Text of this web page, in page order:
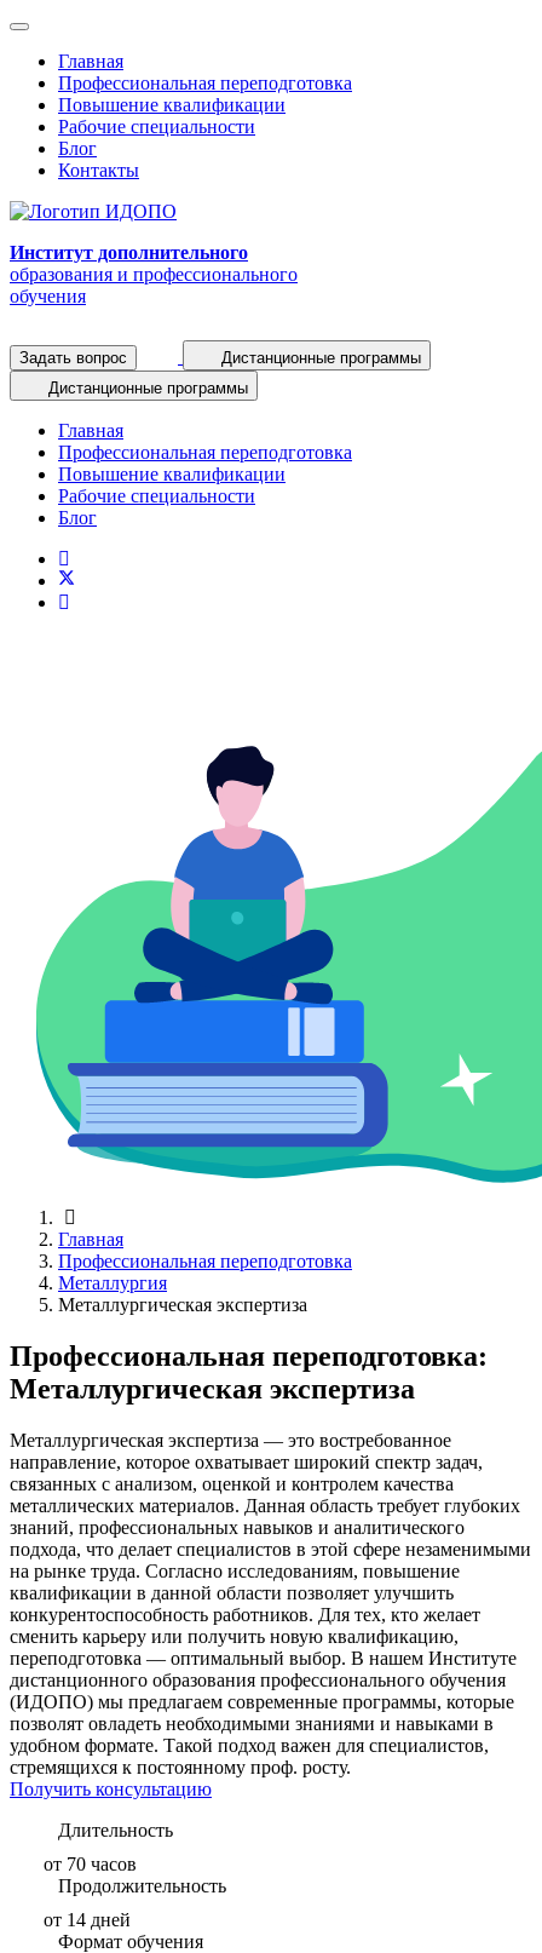
Главная
Профессиональная переподготовка
Повышение квалификации
Рабочие специальности
Блог
Контакты
Институт дополнительного
образования и профессионального
обучения
Задать вопрос
Дистанционные программы
Дистанционные программы
Главная
Профессиональная переподготовка
Повышение квалификации
Рабочие специальности
Блог
Главная
Профессиональная переподготовка
Металлургия
Металлургическая экспертиза
Профессиональная переподготовка:
Металлургическая экспертиза
Металлургическая экспертиза — это востребованное
направление, которое охватывает широкий спектр задач,
связанных с анализом, оценкой и контролем качества
металлических материалов. Данная область требует глубоких
знаний, профессиональных навыков и аналитического
подхода, что делает специалистов в этой сфере незаменимыми
на рынке труда. Согласно исследованиям, повышение
квалификации в данной области позволяет улучшить
конкурентоспособность работников. Для тех, кто желает
сменить карьеру или получить новую квалификацию,
переподготовка — оптимальный выбор. В нашем Институте
дистанционного образования профессионального обучения
(ИДОПО) мы предлагаем современные программы, которые
позволят овладеть необходимыми знаниями и навыками в
удобном формате. Такой подход важен для специалистов,
стремящихся к постоянному проф. росту.
Получить консультацию
Длительность
от 70 часов
Продолжительность
от 14 дней
Формат обучения